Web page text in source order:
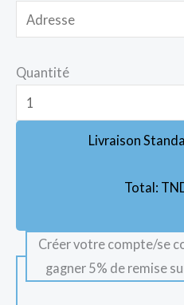
Quantité
Livraison
Total:
Créer votre compte/se
gagner 5% de remise